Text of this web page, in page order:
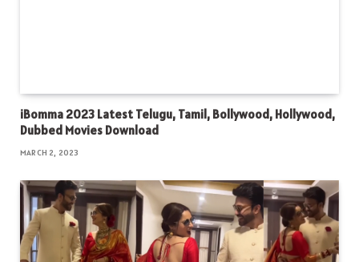
iBomma 2023 Latest Telugu, Tamil, Bollywood, Hollywood,
Dubbed Movies Download
MARCH 2, 2023